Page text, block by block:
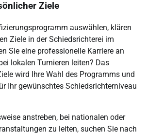
Ziele
auswählen, klären
Ziele in der Schiedsrichterei im
Sie eine professionelle Karriere an
lokalen Turnieren leiten? Das
wird Ihre Wahl des Programms und
Ihr gewünschtes Schiedsrichterniveau
anstreben, bei nationalen oder
zu leiten, suchen Sie nach